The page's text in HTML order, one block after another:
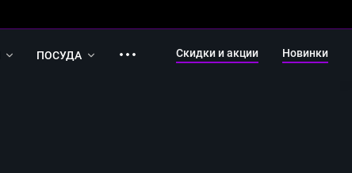
ПОСУДА Скидки и акции Новинки